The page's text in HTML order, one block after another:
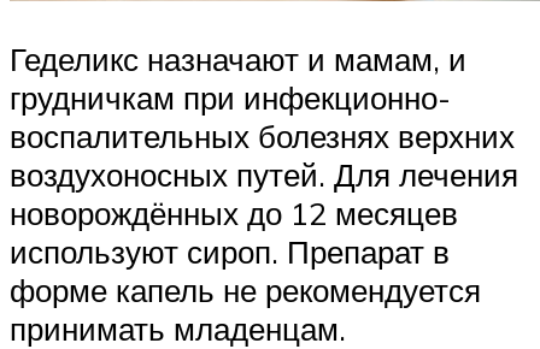
Геделикс назначают и мамам, и
грудничкам при инфекционно-
воспалительных болезнях верхних
воздухоносных путей. Для лечения
новорождённых до 12 месяцев
используют сироп. Препарат в
форме капель не рекомендуется
принимать младенцам.